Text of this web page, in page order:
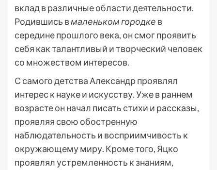
вклад в различные области деятельности.
Родившись вмаленьком городке в
середине прошлого века, он смог проявить
себя как талантливый и творческий человек
со множеством интересов.
С самого детства Александр проявлял
интерес к науке и искусству. Уже в раннем
возрасте он начал писать стихи и рассказы,
проявляя свою обостренную
наблюдательность и восприимчивость к
окружающему миру. Кроме того, Яцко
проявлял устремленность к знаниям,